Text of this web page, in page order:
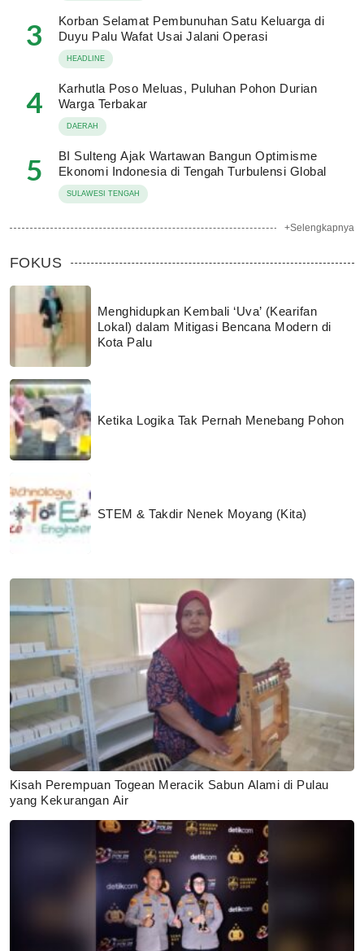
3
Korban Selamat Pembunuhan Satu Keluarga di
Duyu Palu Wafat Usai Jalani Operasi
HEADLINE
4
Karhutla Poso Meluas, Puluhan Pohon Durian
Warga Terbakar
DAERAH
5
BI Sulteng Ajak Wartawan Bangun Optimisme
Ekonomi Indonesia di Tengah Turbulensi Global
SULAWESI TENGAH
+Selengkapnya
FOKUS
Menghidupkan Kembali ‘Uva’ (Kearifan
Lokal) dalam Mitigasi Bencana Modern di
Kota Palu
Ketika Logika Tak Pernah Menebang Pohon
STEM & Takdir Nenek Moyang (Kita)
Kisah Perempuan Togean Meracik Sabun Alami di Pulau
yang Kekurangan Air